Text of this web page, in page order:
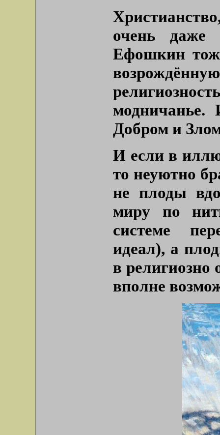
очень даже
Ефошкин
Добром и
И если в
то неуютно
не плоды
миру по
системе
идеал), а
в религиозно
вполне